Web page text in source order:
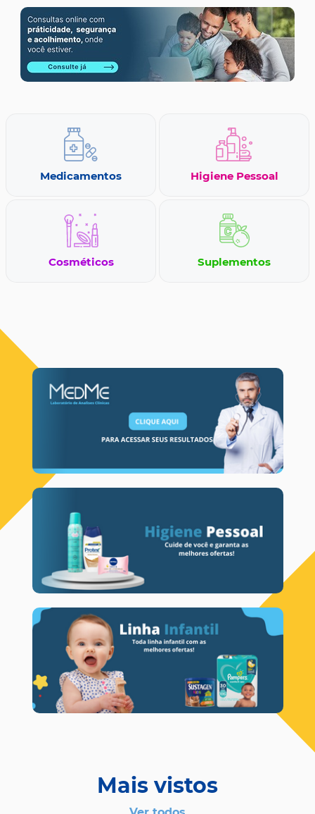
Medicamentos Higiene Pessoal
Cosméticos Suplementos
Mais vistos